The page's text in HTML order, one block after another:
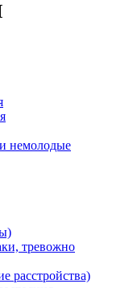
немолодые
тревожно
расстройства)